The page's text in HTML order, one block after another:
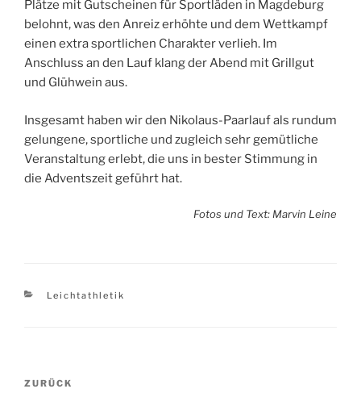
Plätze mit Gutscheinen für Sportläden in Magdeburg
belohnt, was den Anreiz erhöhte und dem Wettkampf
einen extra sportlichen Charakter verlieh. Im
Anschluss an den Lauf klang der Abend mit Grillgut
und Glühwein aus.
Insgesamt haben wir den Nikolaus-Paarlauf als rundum
gelungene, sportliche und zugleich sehr gemütliche
Veranstaltung erlebt, die uns in bester Stimmung in
die Adventszeit geführt hat.
Fotos und Text: Marvin Leine
Kategorien
Leichtathletik
Beitragsnavigation
Vorheriger
ZURÜCK